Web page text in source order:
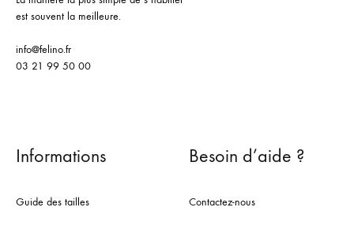
est souvent la meilleure.
info@felino.fr
03 21 99 50 00
Informations
Guide des tailles
Besoin d’aide ?
Contactez-nous